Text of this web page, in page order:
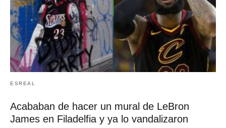
ESREAL
Acababan de hacer un mural de LeBron
James en Filadelfia y ya lo vandalizaron